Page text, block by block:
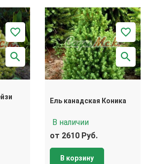
Ель канадская Коника
В наличии
от 2610 Руб.
В корзину